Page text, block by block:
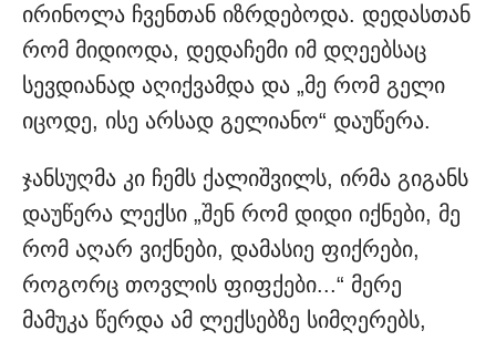
ირინოლა ჩვენთან იზრდებოდა. დედასთან
რომ მიდიოდა, დედაჩემი იმ დღეებსაც
სევდიანად აღიქვამდა და „მე რომ გელი
იცოდე, ისე არსად გელიანო“ დაუწერა.
ჯანსუღმა კი ჩემს ქალიშვილს, ირმა გიგანს
დაუწერა ლექსი „შენ რომ დიდი იქნები, მე
რომ აღარ ვიქნები, დამასიე ფიქრები,
როგორც თოვლის ფიფქები...“ მერე
მამუკა წერდა ამ ლექსებზე სიმღერებს,